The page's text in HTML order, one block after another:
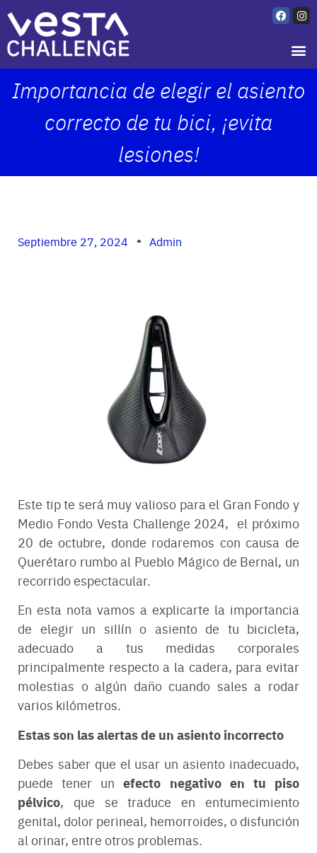
Importancia de elegir el asiento
correcto de tu bici, ¡evita
lesiones!
Septiembre 27, 2024 Admin
Este tip te será muy valioso para el Gran Fondo y
Medio Fondo Vesta Challenge 2024, el próximo
20 de octubre, donde rodaremos con causa de
Querétaro rumbo al Pueblo Mágico de Bernal, un
recorrido espectacular.
En esta nota vamos a explicarte la importancia
de elegir un sillín o asiento de tu bicicleta,
adecuado a tus medidas corporales
principalmente respecto a la cadera, para evitar
molestias o algún daño cuando sales a rodar
varios kilómetros.
Estas son las alertas de un asiento incorrecto
Debes saber que el usar un asiento inadecuado,
puede tener unefecto negativo en tu piso
pélvico, que se traduce en entumecimiento
genital, dolor perineal, hemorroides, o disfunción
al orinar, entre otros problemas.